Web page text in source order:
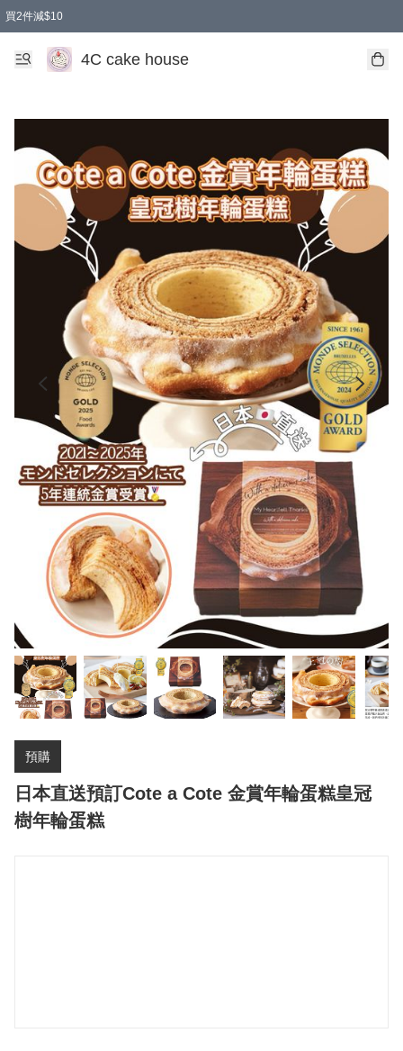
買2件減$10
任選兩件減$10
買兩盒減$10
買兩件減$10
買2件減$10
4C cake house
預購
日本直送預訂Cote a Cote 金賞年輪蛋糕皇冠
樹年輪蛋糕